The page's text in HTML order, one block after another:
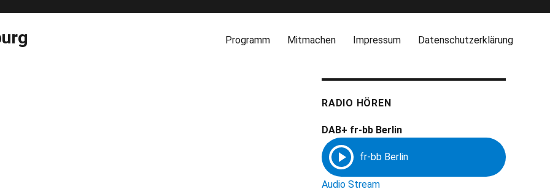
Programm Mitmachen Impressum Datenschutzerklärung
RADIO HÖREN
DAB+ fr-bb Berlin
Audio Stream